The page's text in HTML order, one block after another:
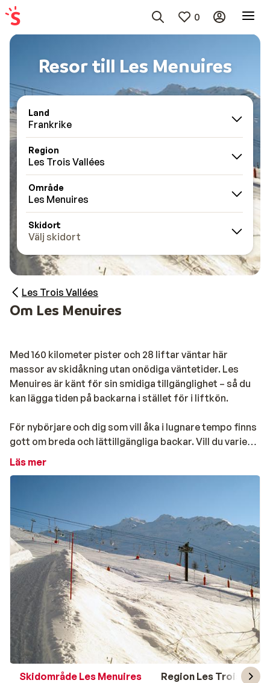
0
Resor till Les Menuires
Land
Frankrike
Region
Les Trois Vallées
Område
Les Menuires
Skidort
Välj skidort
Les Trois Vallées
Om Les Menuires
Med 160 kilometer pister och 28 liftar väntar här
massor av skidåkning utan onödiga väntetider. Les
Menuires är känt för sin smidiga tillgänglighet – så du
kan lägga tiden på backarna i stället för i liftkön.
För nybörjare och dig som vill åka i lugnare tempo finns
gott om breda och lättillgängliga backar. Vill du variera
åkningen? Då har du nära till
vill ha både enkelhet och variation på samma resa.
Läs mer
Skidområde Les Menuires Region Les Trois